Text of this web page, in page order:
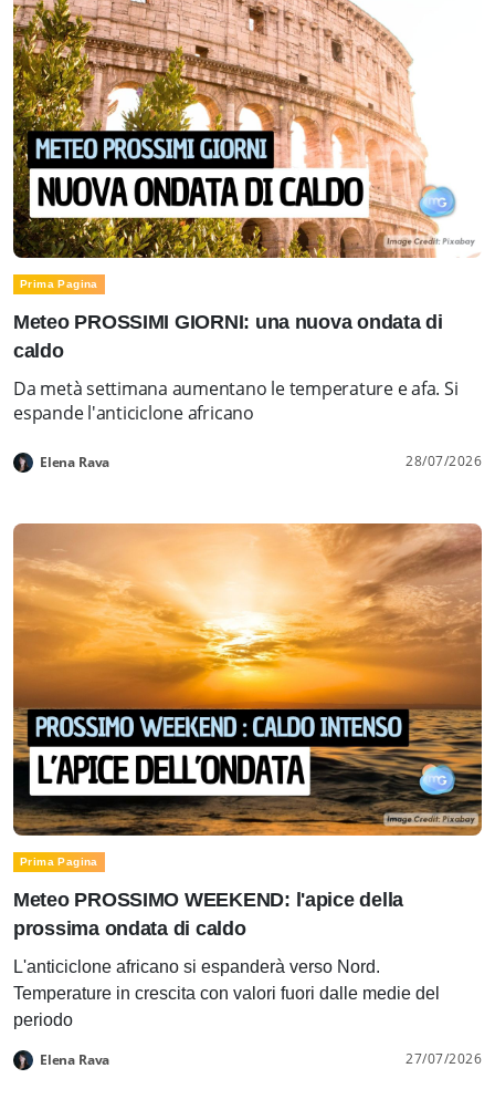
Prima Pagina
Meteo PROSSIMI GIORNI: una nuova ondata di
caldo
Da metà settimana aumentano le temperature e afa. Si
espande l'anticiclone africano
Elena Rava 28/07/2026
Prima Pagina
Meteo PROSSIMO WEEKEND: l'apice della
prossima ondata di caldo
L'anticiclone africano si espanderà verso Nord.
Temperature in crescita con valori fuori dalle medie del
periodo
Elena Rava 27/07/2026